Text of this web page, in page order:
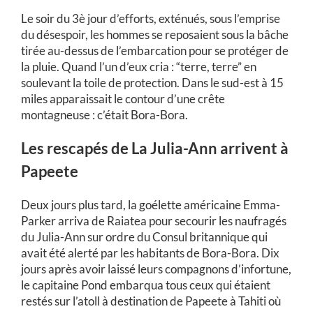
Le soir du 3èjour d’efforts, exténués, sous l’emprise
du désespoir, les hommes se reposaient sous la bâche
tirée au-dessus de l’embarcation pour se protéger de
la pluie. Quand l’un d’eux cria : “terre, terre” en
soulevant la toile de protection. Dans le sud-est à 15
miles apparaissait le contour d’une crête
montagneuse : c’était Bora-Bora.
Les rescapés de La Julia-Ann arrivent à
Papeete
Deux jours plus tard, la goélette américaineEmma-
Parkerarriva de Raiatea pour secourir les naufragés
duJulia-Annsur ordre du Consul britannique qui
avait été alerté par les habitants de Bora-Bora. Dix
jours après avoir laissé leurs compagnons d’infortune,
le capitaine Pond embarqua tous ceux qui étaient
restés sur l’atoll à destination de Papeete à Tahiti où